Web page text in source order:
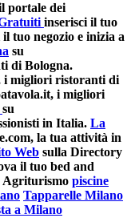
portale dei
inserisci il tuo
tuo negozio e inizia a
su
di Bologna.
i migliori ristoranti di
i migliori
su
in Italia. La
la tua attività in
Web sulla Directory
il tuo bed and
Agriturismo piscine
Tapparelle Milano
a Milano